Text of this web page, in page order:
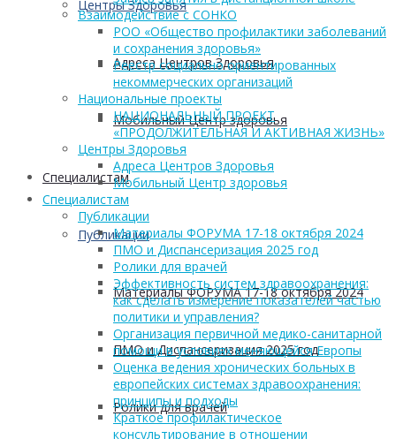
Центры Здоровья
Адреса Центров Здоровья
Мобильный Центр здоровья
Cпециалистам
Публикации
Материалы ФОРУМА 17-18 октября 2024
ПМО и Диспансеризация 2025 год
Ролики для врачей
Взаимодействие с СОНКО
РОО «Общество профилактики заболеваний
и сохранения здоровья»
Реестр социально ориентированных
некоммерческих организаций
Национальные проекты
НАЦИОНАЛЬНЫЙ ПРОЕКТ
«ПРОДОЛЖИТЕЛЬНАЯ И АКТИВНАЯ ЖИЗНЬ»
Центры Здоровья
Адреса Центров Здоровья
Мобильный Центр здоровья
Cпециалистам
Публикации
Материалы ФОРУМА 17-18 октября 2024
ПМО и Диспансеризация 2025 год
Ролики для врачей
Эффективность систем здравоохранения:
как сделать измерение показателей частью
политики и управления?
Организация первичной медико-санитарной
помощи в условиях меняющейся Европы
Оценка ведения хронических больных в
европейских системах здравоохранения:
принципы и подходы
Краткое профилактическое
консультирование в отношении